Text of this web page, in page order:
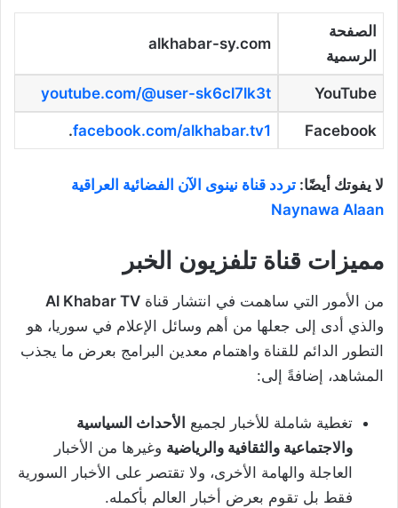
الصفحة
الرسمية
alkhabar-sy.com
YouTube
youtube.com/@user-sk6cl7lk3t
Facebook
facebook.com/alkhabar.tv1
.
لا يفوتك أيضًا: تردد قناة نينوى الآن الفضائية العراقية
Naynawa Alaan
مميزات قناة تلفزيون الخبر
من الأمور التي ساهمت في انتشار قناة Al Khabar TV
والذي أدى إلى جعلها من أهم وسائل الإعلام في سوريا، هو
التطور الدائم للقناة واهتمام معدين البرامج بعرض ما يجذب
المشاهد، إضافةً إلى:
تغطية شاملة للأخبار لجميع الأحداث السياسية
والاجتماعية والثقافية والرياضية وغيرها من الأخبار
العاجلة والهامة الأخرى، ولا تقتصر على الأخبار السورية
فقط بل تقوم بعرض أخبار العالم بأكمله.